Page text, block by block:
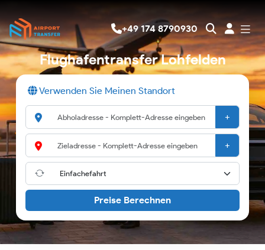
+49 174 8790930
Flughafentransfer Lohfelden
Verwenden Sie Meinen Standort
+
+
Preise Berechnen